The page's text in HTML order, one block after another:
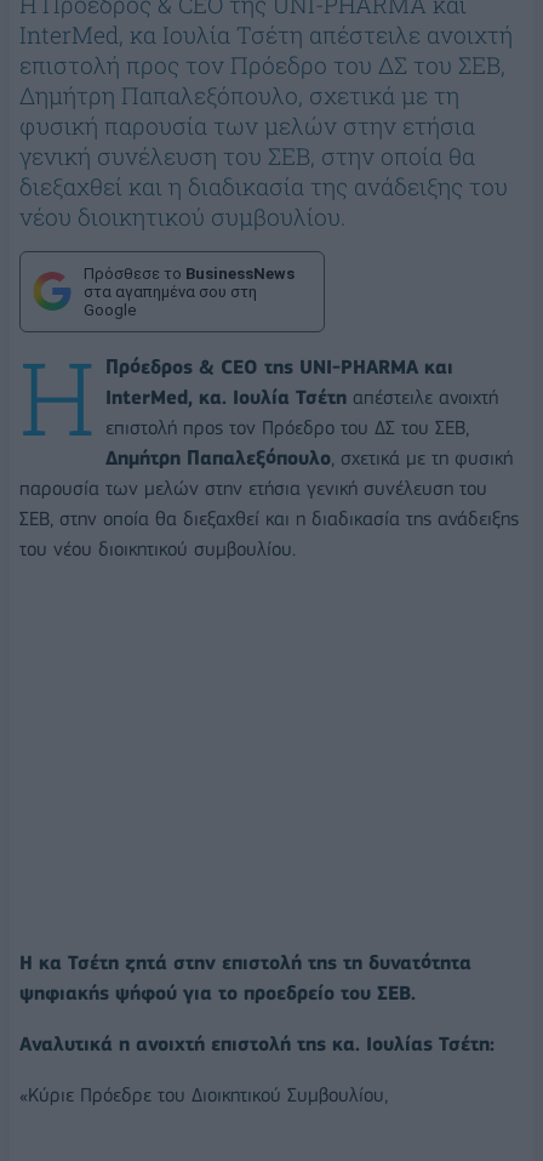
InterMed, κα Ιουλία Τσέτη απέστειλε ανοιχτή
επιστολή προς τον Πρόεδρο του ΔΣ του ΣΕΒ,
Δημήτρη Παπαλεξόπουλο, σχετικά με τη
φυσική παρουσία των μελών στην ετήσια
γενική συνέλευση του ΣΕΒ, στην οποία θα
διεξαχθεί και η διαδικασία της ανάδειξης του
νέου διοικητικού συμβουλίου.
Πρόσθεσε το BusinessNews
στα αγαπημένα σου στη
Google
Η
Πρόεδρος & CEO της UNI-PHARMA και
InterMed, κα. Ιουλία Τσέτη απέστειλε ανοιχτή
επιστολή προς τον Πρόεδρο του ΔΣ του ΣΕΒ,
Δημήτρη Παπαλεξόπουλο, σχετικά με τη φυσική
παρουσία των μελών στην ετήσια γενική συνέλευση του
ΣΕΒ, στην οποία θα διεξαχθεί και η διαδικασία της ανάδειξης
του νέου διοικητικού συμβουλίου.
Η κα Τσέτη ζητά στην επιστολή της τη δυνατότητα
ψηφιακής ψήφού για το προεδρείο του ΣΕΒ.
Αναλυτικά η ανοιχτή επιστολή της κα. Ιουλίας Τσέτη:
«Κύριε Πρόεδρε του Διοικητικού Συμβουλίου,